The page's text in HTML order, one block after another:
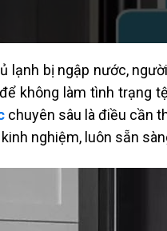
lạnh bị ngập nước,
không làm tình trạng
chuyên sâu là điều cần
nghiệm, luôn sẵn